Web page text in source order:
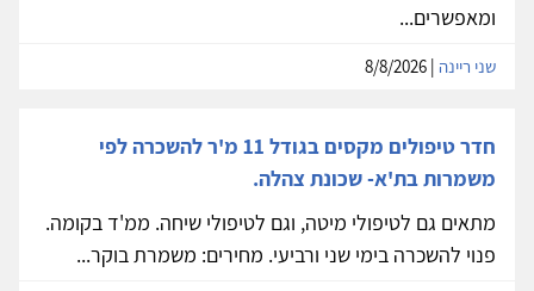
ומאפשרים...
שני ריינה
חדר טיפולים מקסים בגודל 11 מ'ר להשכרה לפי
משמרות בת'א- שכונת צהלה.
מתאים גם לטיפולי מיטה, וגם לטיפולי שיחה. ממ'ד בקומה.
פנוי להשכרה בימי שני ורביעי. מחירים: משמרת בוקר...